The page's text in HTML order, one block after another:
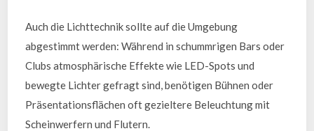
Auch die Lichttechnik sollte auf die Umgebung
abgestimmt werden: Während in schummrigen Bars oder
Clubs atmosphärische Effekte wie LED-Spots und
bewegte Lichter gefragt sind, benötigen Bühnen oder
Präsentationsflächen oft gezieltere Beleuchtung mit
Scheinwerfern und Flutern.